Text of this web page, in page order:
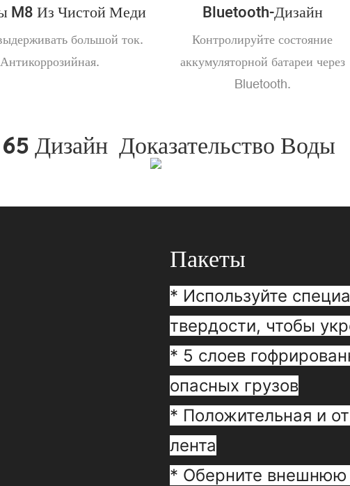
M8 Из Чистой Меди
большой ток.
Антикоррозийная.
Bluetooth-Дизайн
Контролируйте состояние
аккумуляторной батареи через
Bluetooth.
Дизайн Доказательство Воды
Пакеты
* Используйте
твердости, чтобы
* 5 слоев
опасных грузов
* Положительная и
лента
* Оберните внешнюю